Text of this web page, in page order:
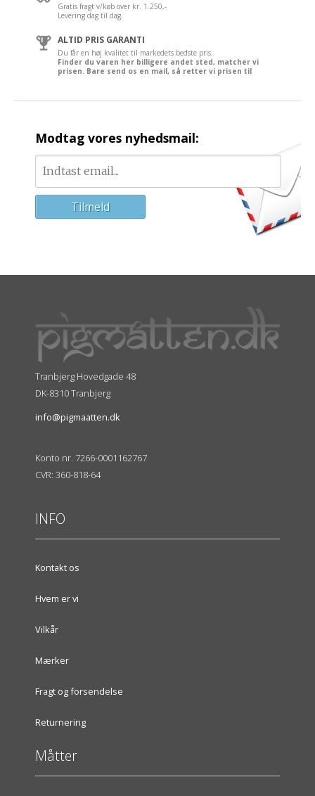
Gratis fragt v/køb over kr. 1.250,-
Levering dag til dag.
ALTID PRIS GARANTI
Du får en høj kvalitet til markedets bedste pris.
Finder du varen her billigere andet sted, matcher vi
prisen. Bare send os en mail, så retter vi prisen til
Modtag vores nyhedsmail:
Tranbjerg Hovedgade 48
DK-8310 Tranbjerg
info@pigmaatten.dk
Konto nr. 7266-0001162767
CVR: 360-818-64
INFO
Kontakt os
Hvem er vi
Vilkår
Mærker
Fragt og forsendelse
Returnering
Måtter